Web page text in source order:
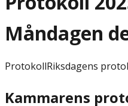
Måndagen
ProtokollRiksdagens
Kammarens